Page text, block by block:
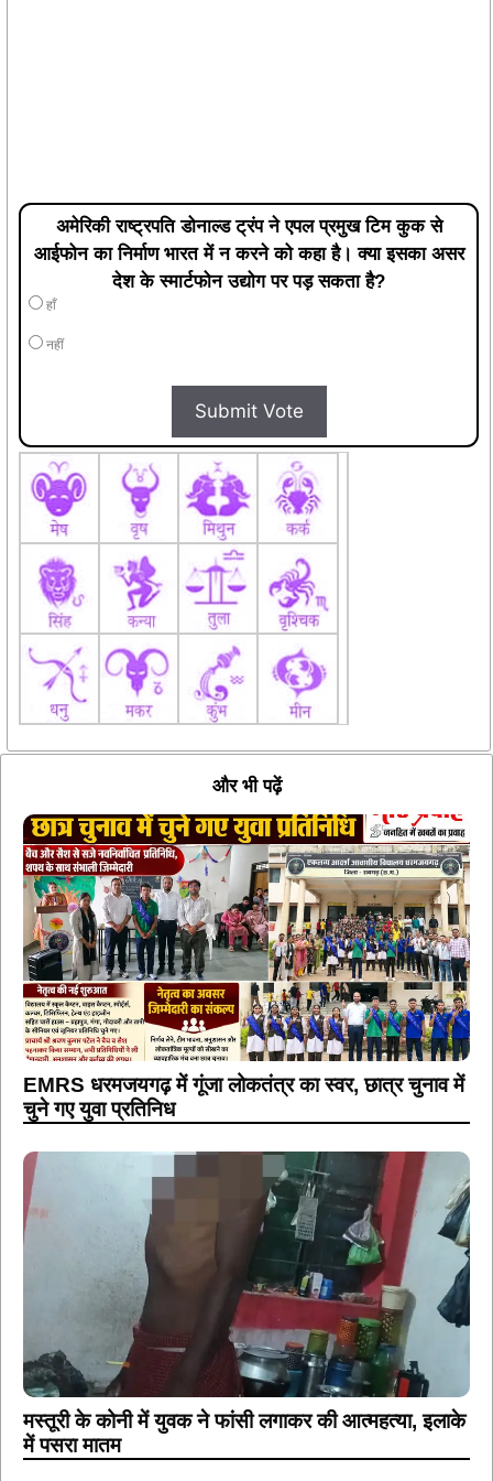
अमेरिकी राष्ट्रपति डोनाल्ड ट्रंप ने एपल प्रमुख टिम कुक से
आईफोन का निर्माण भारत में न करने को कहा है। क्या इसका असर
देश के स्मार्टफोन उद्योग पर पड़ सकता है?
हाँ
नहीं
Submit Vote
और भी पढ़ें
EMRS धरमजयगढ़ में गूंजा लोकतंत्र का स्वर, छात्र चुनाव में
चुने गए युवा प्रतिनिध
मस्तूरी के कोनी में युवक ने फांसी लगाकर की आत्महत्या, इलाके
में पसरा मातम